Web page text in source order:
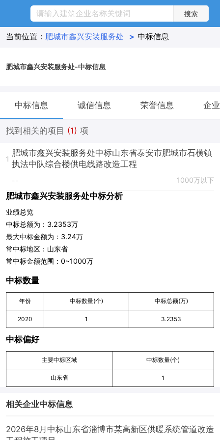
当前位置： 肥城市鑫兴安装服务处 > 中标信息
肥城市鑫兴安装服务处-中标信息
中标信息 诚信信息 荣誉信息 企
找到相关的项目 (1) 项
1
肥城市鑫兴安装服务处中标山东省泰安市肥城市石横镇
执法中队综合楼供电线路改造工程
-- 1000万以下
肥城市鑫兴安装服务处中标分析
业绩总览
中标总额为：3.2353万
最大中标金额为：3.24万
常中标地区：山东省
常中标金额范围：0~1000万
中标数量
年份 中标数量(个) 中标总额(万)
2020 1 3.2353
中标偏好
主要中标区域 中标数量(个)
山东省 1
相关企业中标信息
2026年8月中标山东省淄博市某高新区供暖系统管道改造